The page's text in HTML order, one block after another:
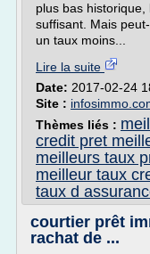
plus bas
suffisant. Mais
un taux moins...
Lire la suite
Date: 2017-02-24
Site :
Thèmes liés :
credit pret
meilleurs taux
meilleur taux
taux d
courtier prêt
rachat de ...